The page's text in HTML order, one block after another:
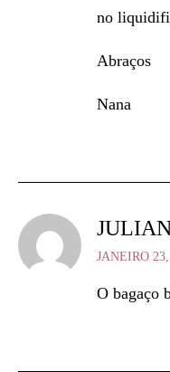
no
Abraços
Nana
JANEIRO
O bagaço